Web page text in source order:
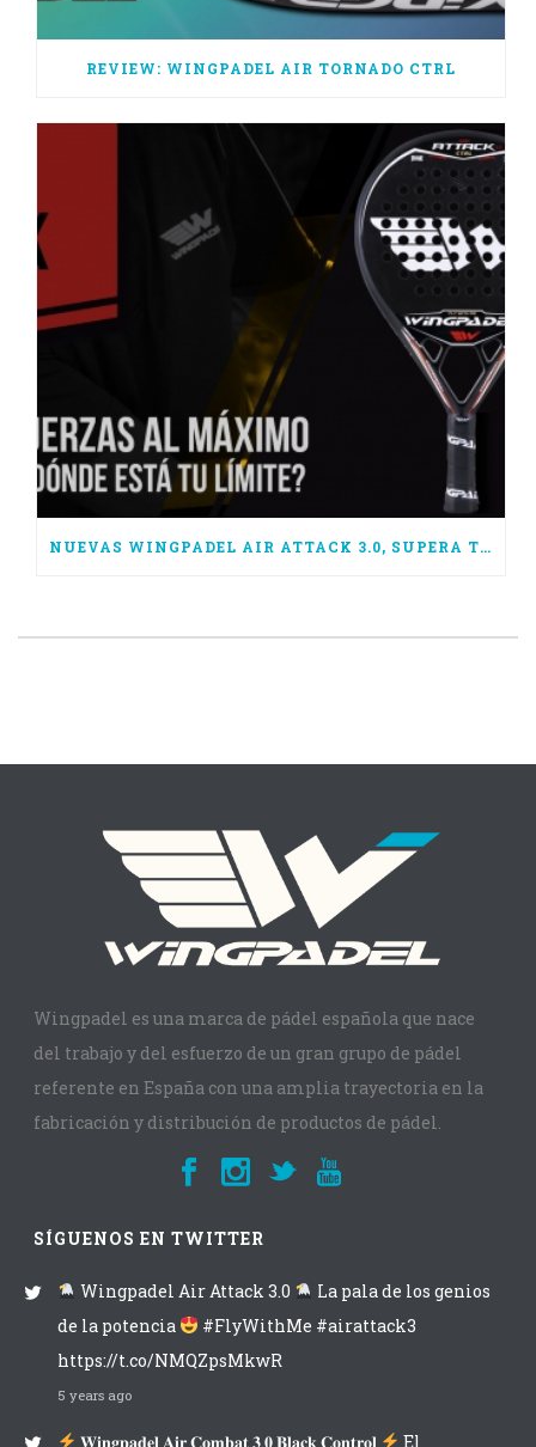
REVIEW: WINGPADEL AIR TORNADO CTRL
NUEVAS WINGPADEL AIR ATTACK 3.0, SUPERA TUS LÍMITES
Wingpadel es una marca de pádel española que nace
del trabajo y del esfuerzo de un gran grupo de pádel
referente en España con una amplia trayectoria en la
fabricación y distribución de productos de pádel.
SÍGUENOS EN TWITTER
Wingpadel Air Attack 3.0
La pala de los genios
de la potencia
#FlyWithMe #airattack3
https://t.co/NMQZpsMkwR
5 years ago
𝐖𝐢𝐧𝐠𝐩𝐚𝐝𝐞𝐥 𝐀𝐢𝐫 𝐂𝐨𝐦𝐛𝐚𝐭 𝟑.𝟎 𝐁𝐥𝐚𝐜𝐤 𝐂𝐨𝐧𝐭𝐫𝐨𝐥 El